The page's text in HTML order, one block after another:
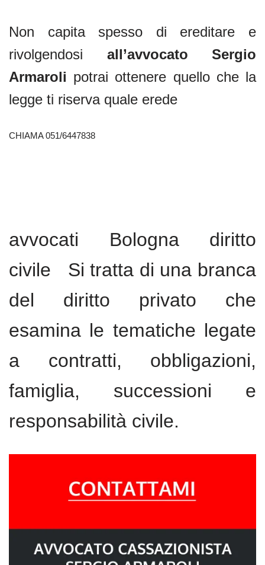
Non capita spesso di ereditare e
rivolgendosi all’avvocato Sergio
Armaroli potrai ottenere quello che la
legge ti riserva quale erede
CHIAMA 051/6447838
avvocati Bologna diritto
civile Si tratta di una branca
del diritto privato che
esamina le tematiche legate
a contratti, obbligazioni,
famiglia, successioni e
responsabilità civile.